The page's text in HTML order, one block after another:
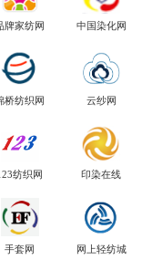
牌家纺网 中国染化网
桥纺织网 云纱网
纺织网 印染在线
手套网 网上轻纺城